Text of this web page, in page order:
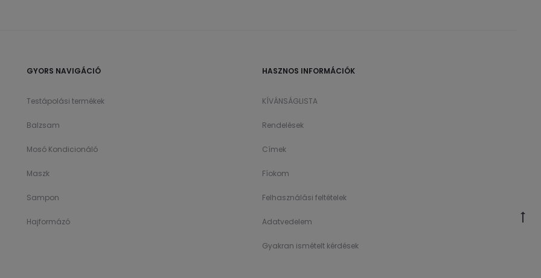
GYORS NAVIGÁCIÓ
Testápolási termékek
Balzsam
Mosó Kondicionáló
Maszk
Sampon
Hajformázó
HASZNOS INFORMÁCIÓK
KÍVÁNSÁGLISTA
Rendelések
Címek
Fíokom
Felhasználási feltételek
Adatvedelem
Gyakran ismételt kérdések